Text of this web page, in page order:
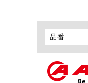
品番